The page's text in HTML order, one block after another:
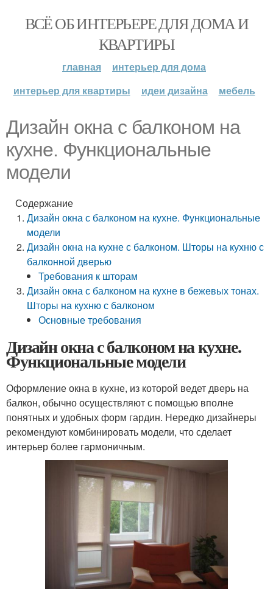
ВСЁ ОБ ИНТЕРЬЕРЕ ДЛЯ ДОМА И
КВАРТИРЫ
главная
интерьер для дома
интерьер для квартиры
идеи дизайна мебель
Дизайн окна с балконом на
кухне. Функциональные
модели
Содержание
Дизайн окна с балконом на кухне. Функциональные
модели
Дизайн окна на кухне с балконом. Шторы на кухню с
балконной дверью
Требования к шторам
Дизайн окна с балконом на кухне в бежевых тонах.
Шторы на кухню с балконом
Основные требования
Дизайн окна с балконом на кухне.
Функциональные модели
Оформление окна в кухне, из которой ведет дверь на
балкон, обычно осуществляют с помощью вполне
понятных и удобных форм гардин. Нередко дизайнеры
рекомендуют комбинировать модели, что сделает
интерьер более гармоничным.